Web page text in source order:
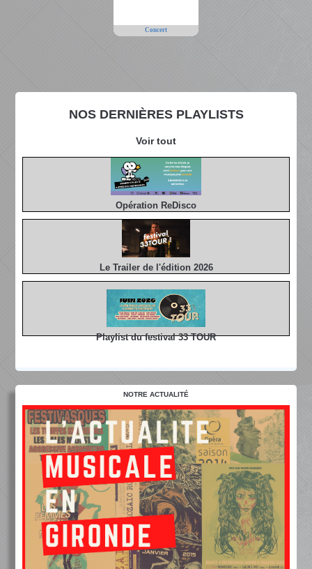
NOS DERNIÈRES PLAYLISTS
Voir tout
Opération ReDisco
Le Trailer de l'édition 2026
Playlist du festival 33 TOUR
Concert
NOTRE ACTUALITÉ